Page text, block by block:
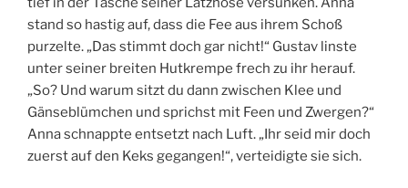
stand so hastig auf, dass die Fee aus ihrem Schoß
purzelte. „Das stimmt doch gar nicht!“ Gustav linste
unter seiner breiten Hutkrempe frech zu ihr herauf.
„So? Und warum sitzt du dann zwischen Klee und
Gänseblümchen und sprichst mit Feen und Zwergen?“
Anna schnappte entsetzt nach Luft. „Ihr seid mir doch
zuerst auf den Keks gegangen!“, verteidigte sie sich.